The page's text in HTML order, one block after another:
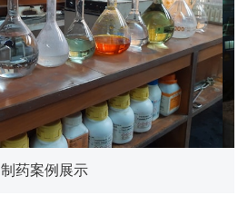
制药案例展示